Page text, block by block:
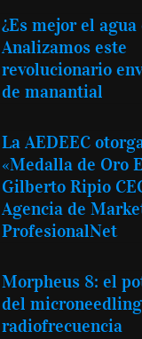
¿Es mejor el agua
Analizamos este
revolucionario
de manantial
La AEDEEC
«Medalla de Oro
Gilberto Ripio
Agencia de
ProfesionalNet
Morpheus 8: el
del
radiofrecuencia